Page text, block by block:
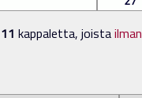
11 kappaletta, joista